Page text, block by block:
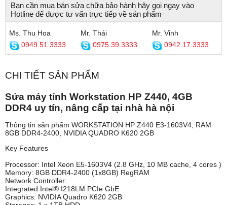
Bạn cần mua bán sửa chữa bảo hành hãy gọi ngay vào
Hotline để được tư vấn trực tiếp về sản phẩm
Ms. Thu Hoa
0949.51.3333
Mr. Thái
0975.39.3333
Mr. Vinh
0942.17.3333
CHI TIẾT SẢN PHẨM
Sửa máy tính Workstation HP Z440, 4GB
DDR4 uy tín, nâng cấp tại nhà hà nội
Thông tin sản phẩm WORKSTATION HP Z440 E3-1603V4, RAM
8GB DDR4-2400, NVIDIA QUADRO K620 2GB
Key Features
Processor: Intel Xeon E5-1603V4 (2.8 GHz, 10 MB cache, 4 cores )
Memory: 8GB DDR4-2400 (1x8GB) RegRAM
Network Controller:
Integrated Intel® I218LM PCIe GbE
Graphics: NVIDIA Quadro K620 2GB